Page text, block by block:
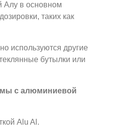
Алу в основном
таких как
используются другие
бутылки или
с алюминиевой
Alu Al.